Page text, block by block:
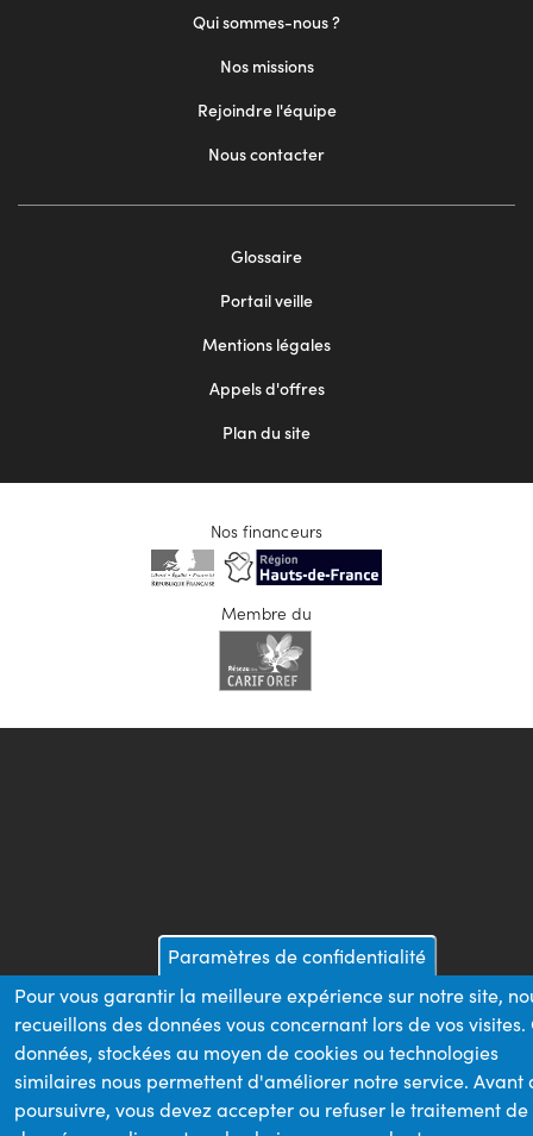
Qui sommes-nous ?
Nos missions
Rejoindre l'équipe
Nous contacter
Glossaire
Portail veille
Mentions légales
Appels d'offres
Plan du site
Nos financeurs
Membre du
Paramètres de confidentialité
Pour vous garantir la meilleure expérience sur notre site,
recueillons des données vous concernant lors de vos visites.
données, stockées au moyen de cookies ou technologies
similaires nous permettent d'améliorer notre service. Avant
poursuivre, vous devez accepter ou refuser le traitement de